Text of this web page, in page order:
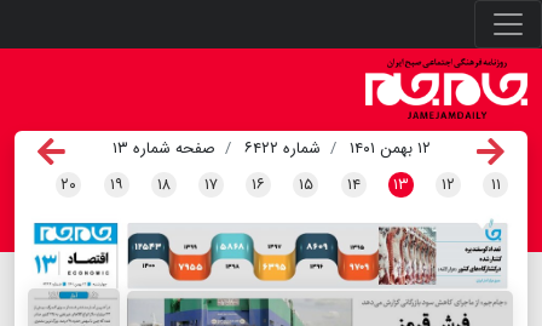
۱۲ بهمن ۱۴۰۱ شماره ۶۴۲۲
صفحه شماره ۱۳
۱۱ ۱۲ ۱۳ ۱۴ ۱۵ ۱۶ ۱۷ ۱۸ ۱۹ ۲۰